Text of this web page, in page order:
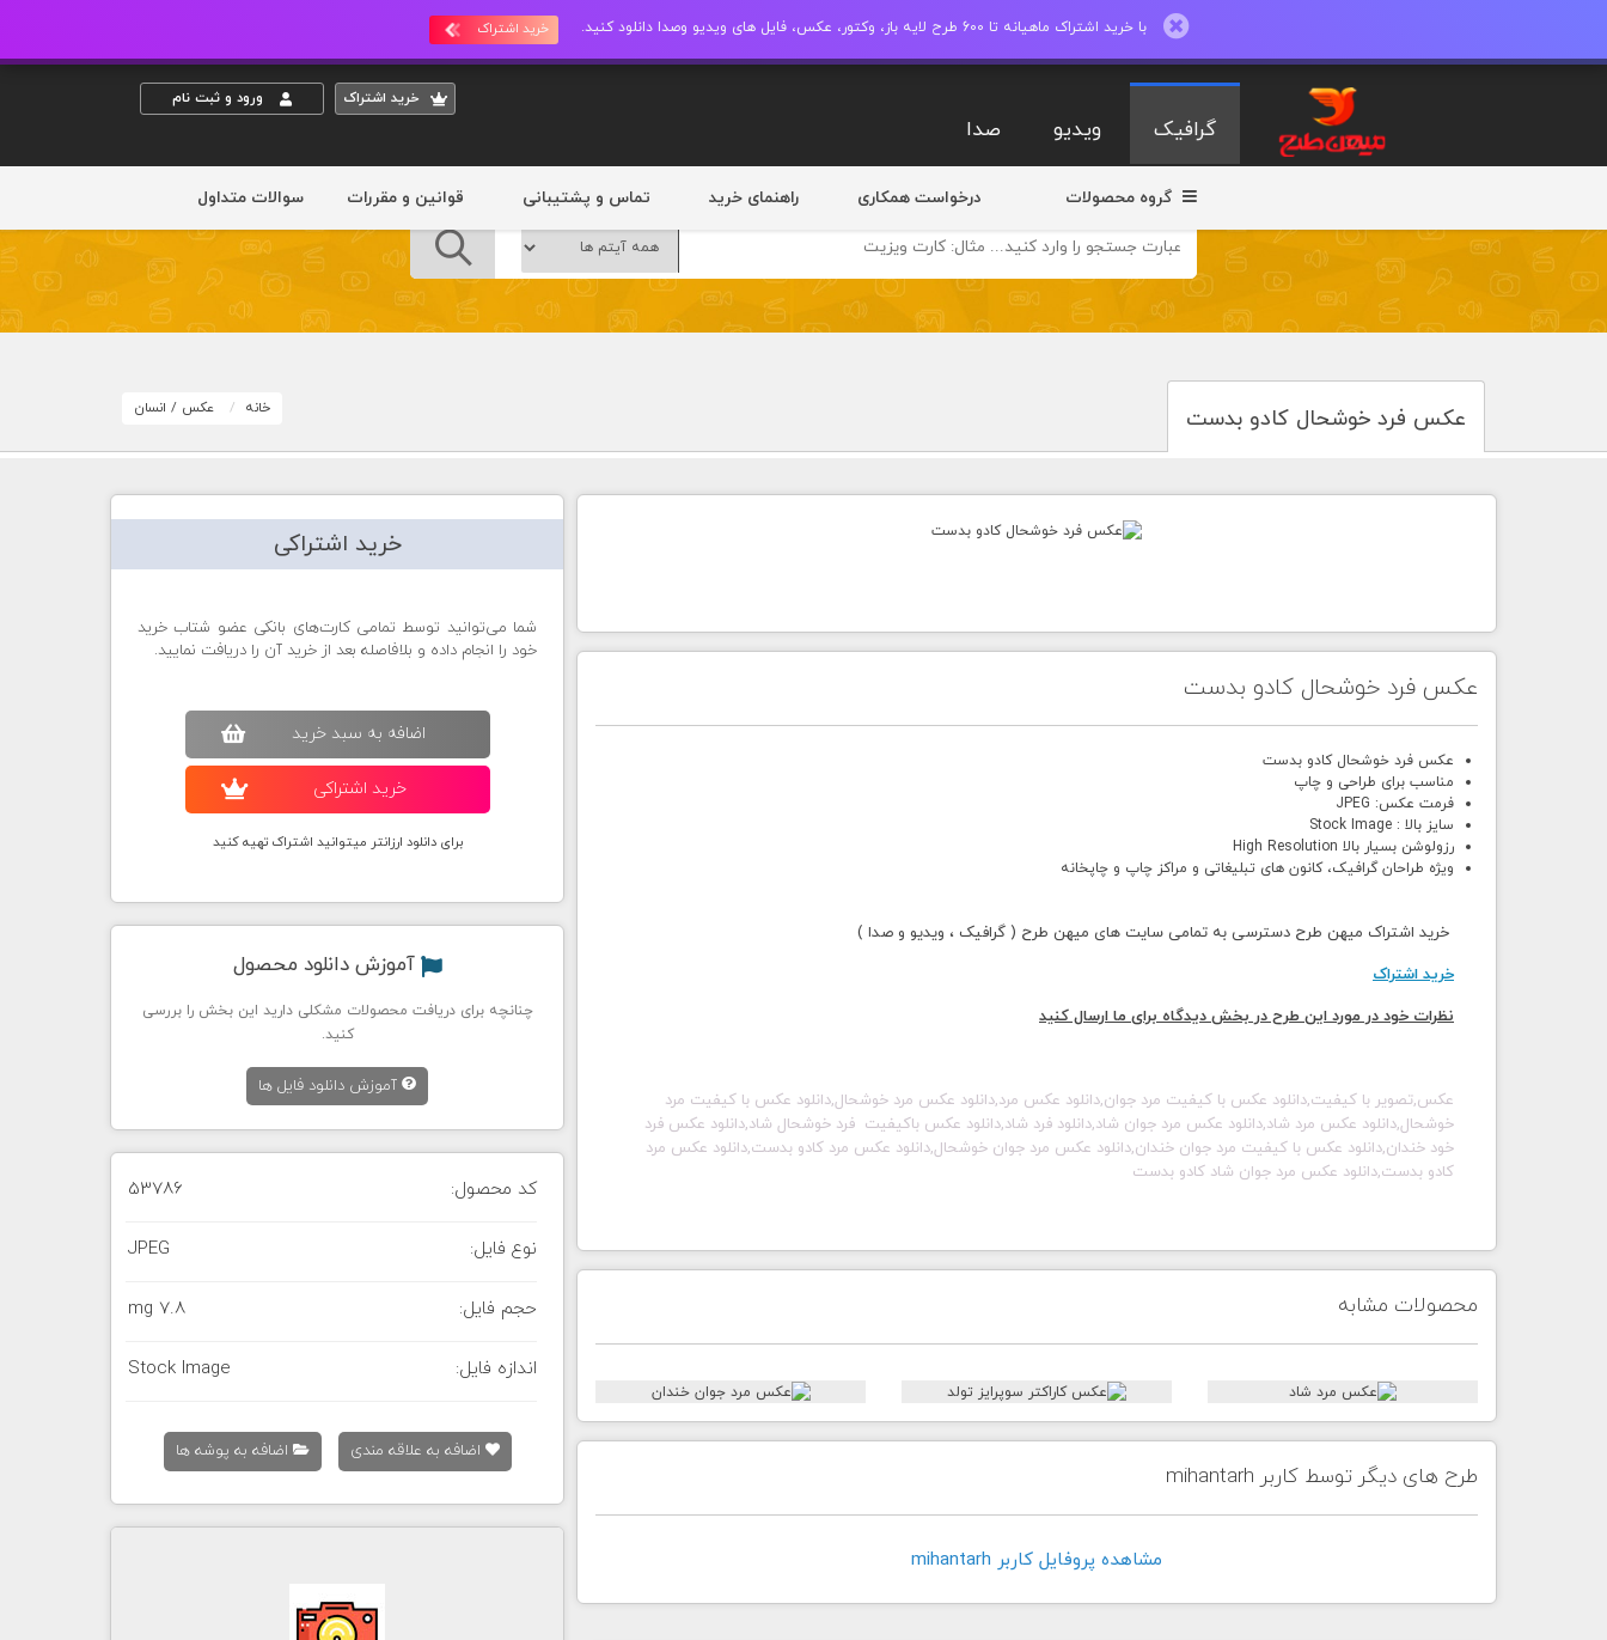
با خرید اشتراک ماهیانه تا 600 طرح لایه باز، وکتور، عکس، فایل های ویدیو وصدا دانلود کنید. خرید اشتراک
خريد اشتراک ورود و ثبت نام
گرافیک ویدیو صدا
گروه محصولات درخواست همکاری راهنمای خرید تماس و پشتیبانی قوانین و مقررات سوالات متداول
عکس فرد خوشحال کادو بدست خانه عکس / انسان
عکس فرد خوشحال کادو بدست
عکس فرد خوشحال کادو بدست
مناسب برای طراحی و چاپ
فرمت عکس: JPEG
سایز بالا : Stock Image
رزولوشن بسیار بالا High Resolution
ویژه طراحان گرافیک، کانون های تبلیغاتی و مراکز چاپ و چاپخانه
خرید اشتراک میهن طرح دسترسی به تمامی سایت های میهن طرح ( گرافیک ، ویدیو و صدا )
خرید اشتراک
نظرات خود در مورد این طرح در بخش دیدگاه برای ما ارسال کنید
عکس,تصویر با کیفیت,دانلود عکس با کیفیت مرد جوان,دانلود عکس مرد,دانلود عکس مرد خوشحال,دانلود عکس با کیفیت مرد
خوشحال,دانلود عکس مرد شاد,دانلود عکس مرد جوان شاد,دانلود فرد شاد,دانلود عکس باکیفیت فرد خوشحال شاد,دانلود عکس فرد
خود خندان,دانلود عکس با کیفیت مرد جوان خندان,دانلود عکس مرد جوان خوشحال,دانلود عکس مرد کادو بدست,دانلود عکس مرد
کادو بدست,دانلود عکس مرد جوان شاد کادو بدست
محصولات مشابه
طرح های دیگر توسط کاربر mihantarh
مشاهده پروفايل کاربر mihantarh
خرید اشتراکی
شما می‌توانید توسط تمامی کارت‌های بانکی عضو شتاب خرید
خود را انجام داده و بلافاصله بعد از خرید آن را دریافت نمایید.
اضافه به سبد خريد
خريد اشتراکی
برای دانلود ارزانتر میتوانید اشتراک تهیه کنید
آموزش دانلود محصول
چنانچه برای دریافت محصولات مشکلی دارید این بخش را بررسی
کنید.
آموزش دانلود فایل ها
کد محصول: 53786
نوع فایل: JPEG
حجم فایل: 7.8 mg
اندازه فایل: Stock Image
اضافه به علاقه مندی اضافه به پوشه ها